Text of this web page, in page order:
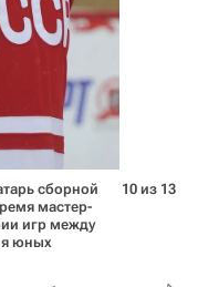
сборной
мастер-
игр между
юных
10 из 13